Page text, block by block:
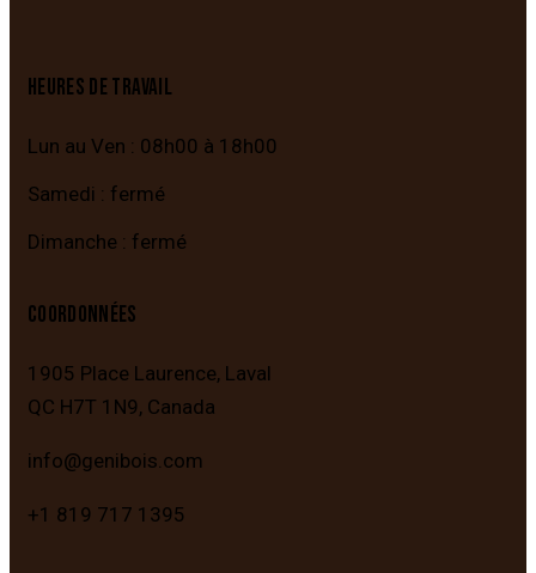
HEURES DE TRAVAIL
Lun au Ven : 08h00 à 18h00
Samedi : fermé
Dimanche : fermé
COORDONNÉES
1905 Place Laurence, Laval
QC H7T 1N9, Canada
info@genibois.com
+1 819 717 1395